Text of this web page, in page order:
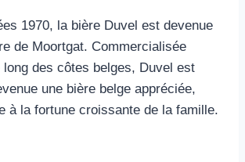
1970, la bière Duvel est devenue
de Moortgat. Commercialisée
long des côtes belges, Duvel est
une bière belge appréciée,
à la fortune croissante de la famille.